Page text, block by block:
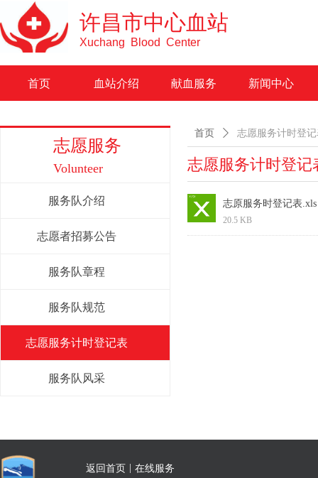
许昌市中心血站
Xuchang Blood Center
首页 血站介绍 献血服务 新闻中心
志愿服务计时登记
首页 ꄲ 志愿服务计时登
志原服务时登记表.xls
20.5 KB
志愿服务
Volunteer
服务队介绍
志愿者招募公告
服务队章程
服务队规范
志愿服务计时登记表
服务队风采
在线服务
返回首页